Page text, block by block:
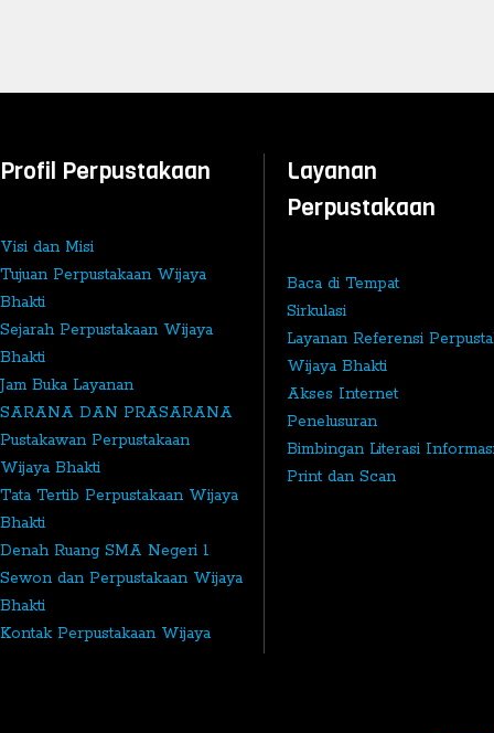
Profil Perpustakaan
Visi dan Misi
Tujuan Perpustakaan Wijaya
Bhakti
Sejarah Perpustakaan Wijaya
Bhakti
Jam Buka Layanan
SARANA DAN PRASARANA
Pustakawan Perpustakaan
Wijaya Bhakti
Tata Tertib Perpustakaan Wijaya
Bhakti
Denah Ruang SMA Negeri 1
Sewon dan Perpustakaan Wijaya
Bhakti
Kontak Perpustakaan Wijaya
Layanan
Perpustakaan
Baca di Tempat
Sirkulasi
Layanan Referensi
Wijaya Bhakti
Akses Internet
Penelusuran
Bimbingan Literasi
Print dan Scan